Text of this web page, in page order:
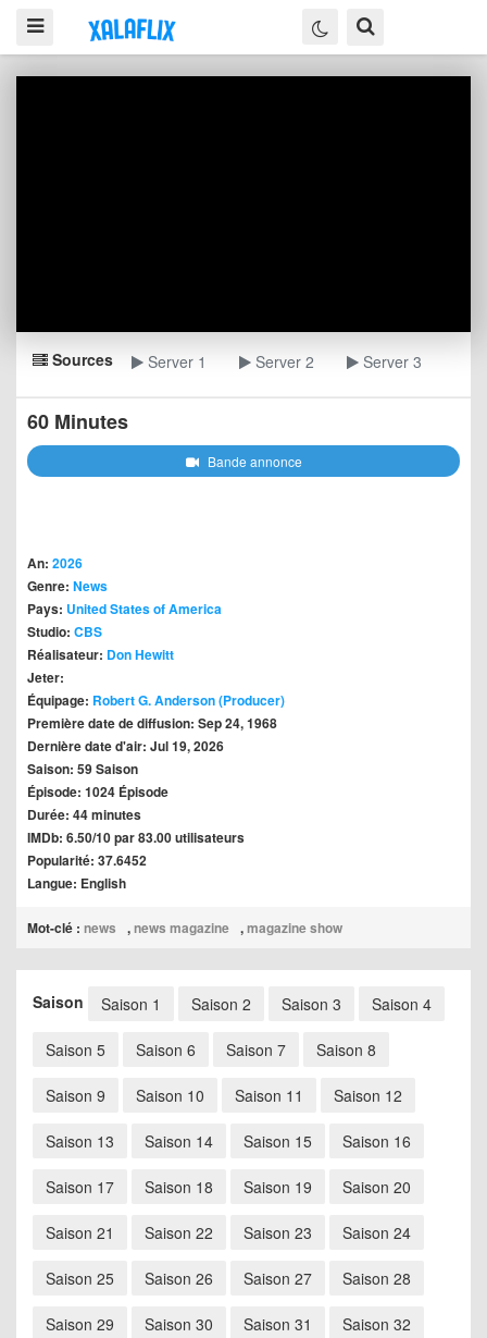
Sources Server 1 Server 2 Server 3
60 Minutes
Bande annonce
An: 2026
Genre: News
Pays: United States of America
Studio: CBS
Réalisateur: Don Hewitt
Jeter:
Équipage: Robert G. Anderson (Producer)
Première date de diffusion: Sep 24, 1968
Dernière date d'air: Jul 19, 2026
Saison: 59 Saison
Épisode: 1024 Épisode
Durée: 44 minutes
IMDb: 6.50/10 par 83.00 utilisateurs
Popularité: 37.6452
Langue: English
Mot-clé : news ,news magazine ,magazine show
Saison Saison 1 Saison 2 Saison 3 Saison 4
Saison 5 Saison 6 Saison 7 Saison 8
Saison 9 Saison 10 Saison 11 Saison 12
Saison 13 Saison 14 Saison 15 Saison 16
Saison 17 Saison 18 Saison 19 Saison 20
Saison 21 Saison 22 Saison 23 Saison 24
Saison 25 Saison 26 Saison 27 Saison 28
Saison 29 Saison 30 Saison 31 Saison 32